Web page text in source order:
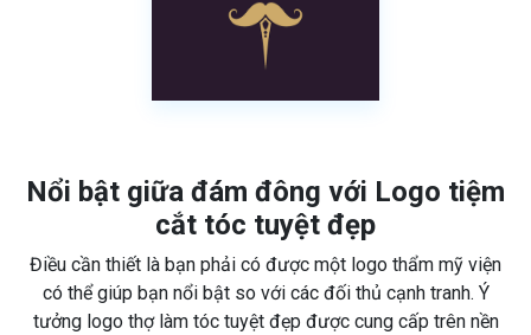
Nổi bật giữa đám đông với Logo tiệm
cắt tóc tuyệt đẹp
Điều cần thiết là bạn phải có được một logo thẩm mỹ viện
có thể giúp bạn nổi bật so với các đối thủ cạnh tranh. Ý
tưởng logo thợ làm tóc tuyệt đẹp được cung cấp trên nền